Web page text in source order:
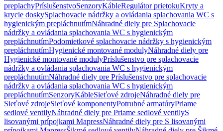
preplachyPríslušenstvoSenzoryKábleRegulátor prietokuKryty a
krycie doskySplachovacie nádržky a ovládania splachovania WC s
hygienickým prepláchnutímNáhradné diely pre Splachovacie
nádržky a ovládania splachovania WC s hygienickým
prepláchnutímPodomietkové splachovacie nádržky s hygienickým
prepláchnutímHygienické montované modulyNáhradné diely pre
Hygienické montované modulyPríslušenstvo pre splachovacie
nádržky a ovládania splachovania WC s hygienickým
prepláchnutímNáhradné diely pre Príslušenstvo pre splachovacie
nádržky a ovládania splachovania WC s hygienickým
prepláchnutímSenzoryKábleSieťové zdrojeNáhradné diely pre
Sieťové zdrojeSieťové komponentyPotrubné armatúryPriame
sedlové ventilyNáhradné diely pre Priame sedlové ventilyS
lisovanými prípojkami MapressNáhradné diely pre S lisovanými